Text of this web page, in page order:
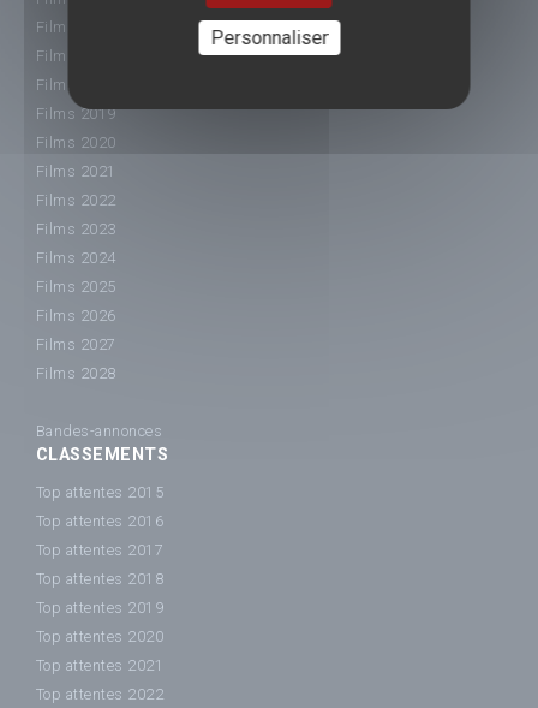
Films 2016
Films 2017
Films 2018
Films 2019
Films 2020
Films 2021
Films 2022
Films 2023
Films 2024
Films 2025
Films 2026
Films 2027
Films 2028
Bandes-annonces
CLASSEMENTS
Top attentes 2015
Top attentes 2016
Top attentes 2017
Top attentes 2018
Top attentes 2019
Top attentes 2020
Top attentes 2021
Top attentes 2022
Personnaliser